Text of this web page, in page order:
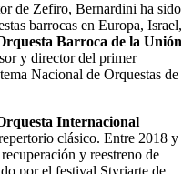
de Zefiro, Bernardini ha sido
barrocas en Europa, Israel,
Barroca de la Unión
y director del primer
Nacional de Orquestas de
Internacional
clásico. Entre 2018 y
y reestreno de